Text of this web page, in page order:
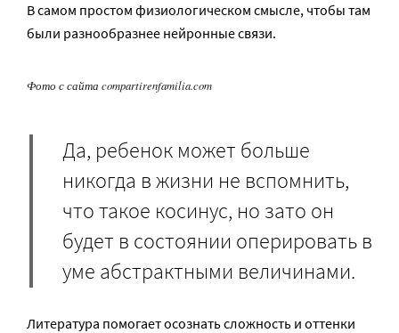
В самом простом физиологическом смысле, чтобы там
были разнообразнее нейронные связи.
Фото с сайта compartirenfamilia.com
Да, ребенок может больше
никогда в жизни не вспомнить,
что такое косинус, но зато он
будет в состоянии оперировать в
уме абстрактными величинами.
Литература помогает осознать сложность и оттенки